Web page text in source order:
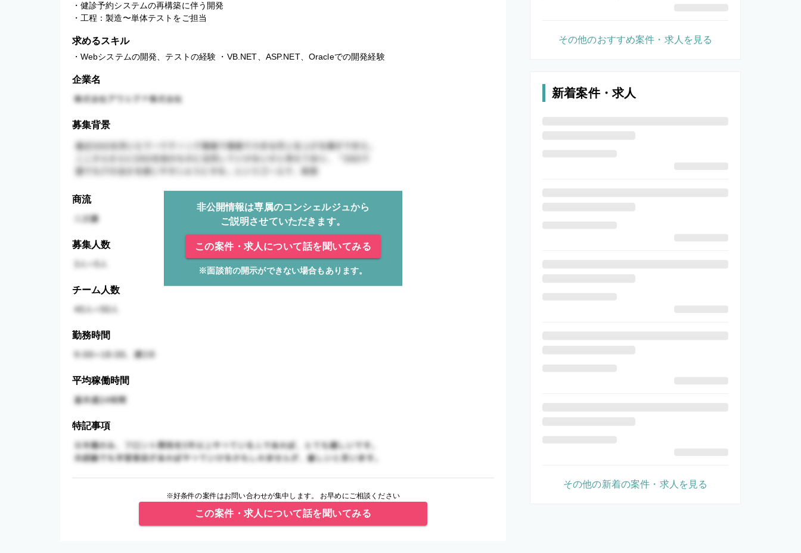
・健診予約システムの再構築に伴う開発
・工程：製造〜単体テストをご担当
求めるスキル
・Webシステムの開発、テストの経験 ・VB.NET、ASP.NET、Oracleでの開発経験
企業名
募集背景
商流
非公開情報は専属のコンシェルジュから
ご説明させていただきます。
この案件・求人について話を聞いてみる
※面談前の開示ができない場合もあります。
募集人数
チーム人数
勤務時間
平均稼働時間
特記事項
※好条件の案件はお問い合わせが集中します。 お早めにご相談ください
この案件・求人について話を聞いてみる
その他のおすすめ案件・求人を見る
新着案件・求人
その他の新着の案件・求人を見る